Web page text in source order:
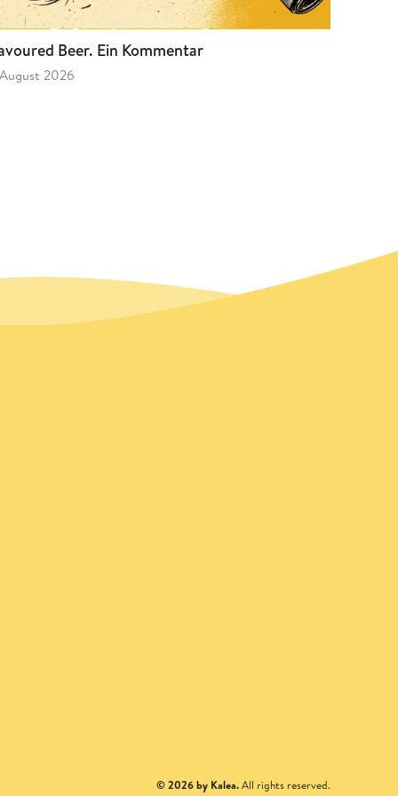
Beer. Ein Kommentar
2026
© 2026 by Kalea.All rights reserved.